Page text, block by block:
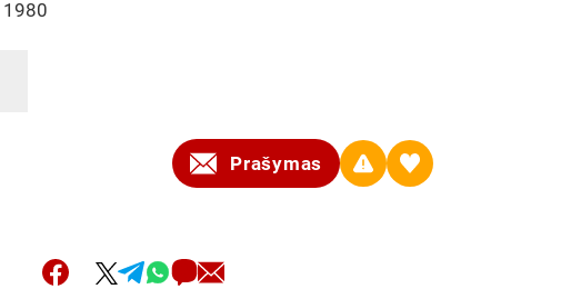
1980
Prašymas